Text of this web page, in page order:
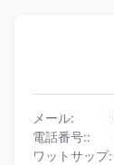
メール:
電話番号::
ワットサップ: